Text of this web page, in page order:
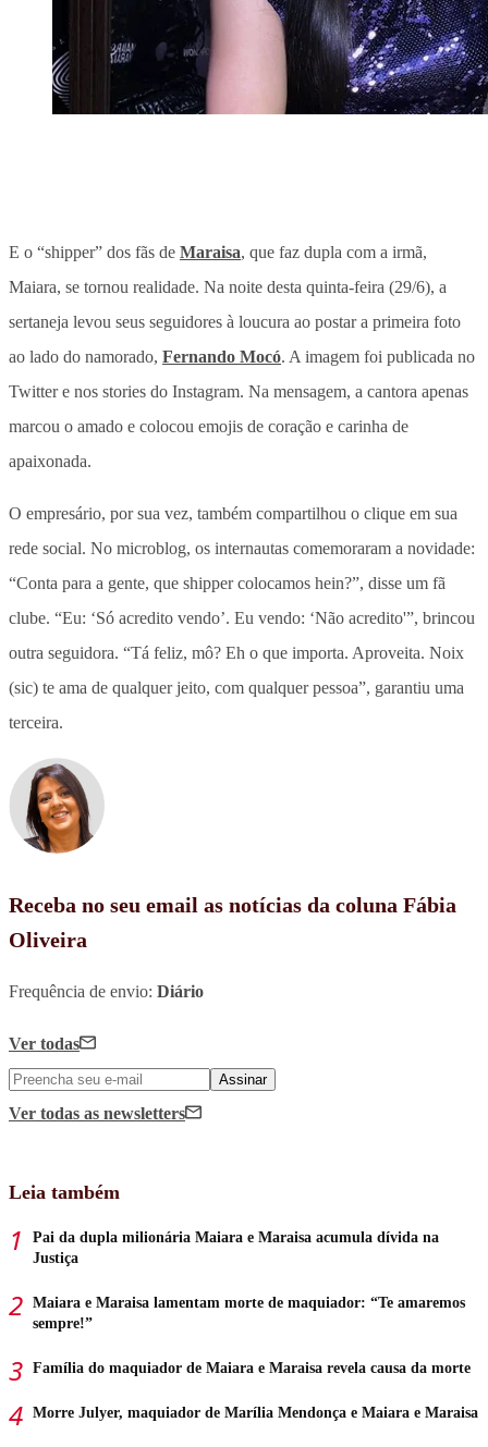
E o “shipper” dos fãs de Maraisa, que faz dupla com a irmã,
Maiara, se tornou realidade. Na noite desta quinta-feira (29/6), a
sertaneja levou seus seguidores à loucura ao postar a primeira foto
ao lado do namorado, Fernando Mocó. A imagem foi publicada no
Twitter e nos stories do Instagram. Na mensagem, a cantora apenas
marcou o amado e colocou emojis de coração e carinha de
apaixonada.
O empresário, por sua vez, também compartilhou o clique em sua
rede social. No microblog, os internautas comemoraram a novidade:
“Conta para a gente, que shipper colocamos hein?”, disse um fã
clube. “Eu: ‘Só acredito vendo’. Eu vendo: ‘Não acredito'”, brincou
outra seguidora. “Tá feliz, mô? Eh o que importa. Aproveita. Noix
(sic) te ama de qualquer jeito, com qualquer pessoa”, garantiu uma
terceira.
Receba no seu email as notícias da coluna Fábia
Oliveira
Frequência de envio: Diário
Ver todas
Assinar
Ver todas as newsletters
Leia também
Pai da dupla milionária Maiara e Maraisa acumula dívida na
Justiça
Maiara e Maraisa lamentam morte de maquiador: “Te amaremos
sempre!”
Família do maquiador de Maiara e Maraisa revela causa da morte
Morre Julyer, maquiador de Marília Mendonça e Maiara e Maraisa